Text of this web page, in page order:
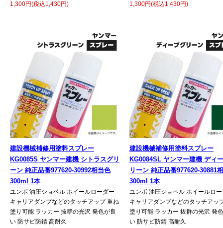
1,300円(税込1,430円)
1,300円(税込1,430円)
建設機械補修用塗料スプレー
KG0085S ヤンマー建機 シトラスグリ
ーン 純正品番977620-30992相当色
300ml 1本
ユンボ 油圧ショベル ホイールローダー
キャリアダンプなどのタッチアップ 重ね
塗り可能 ラッカー 抜群の光沢 発色が良
い 防サビ防錆 高耐久
建設機械補修用塗料スプレー
KG0084SL ヤンマー建機 ディ
リーン 純正品番977620-30881
300ml 1本
ユンボ 油圧ショベル ホイールロ
キャリアダンプなどのタッチアッ
塗り可能 ラッカー 抜群の光沢 発
い 防サビ防錆 高耐久